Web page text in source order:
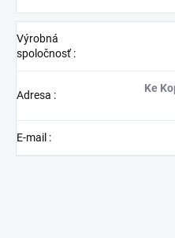
Výrobná
spoločnosť:
Adresa :
Ke
E-mail :